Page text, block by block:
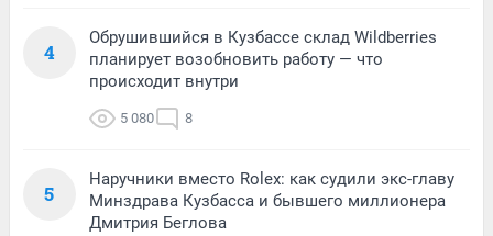
4
Обрушившийся в Кузбассе склад Wildberries
планирует возобновить работу — что
происходит внутри
5 080 8
5
Наручники вместо Rolex: как судили экс-главу
Минздрава Кузбасса и бывшего миллионера
Дмитрия Беглова